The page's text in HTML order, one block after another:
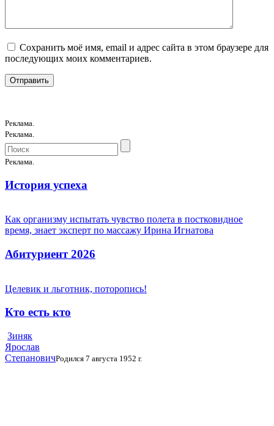
Сохранить моё имя, email и адрес сайта в этом браузере для
последующих моих комментариев.
Реклама.
Реклама.
Реклама.
История успеха
Как организму испытать чувство полета в постковидное
время, знает эксперт по массажу Ирина Игнатова
Абитуриент 2026
Целевик и льготник, поторопись!
Кто есть кто
Зиняк
Ярослав
СтепановичРодился 7 августа 1952 г.